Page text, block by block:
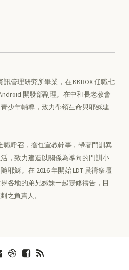
訊管理研究所畢業，在 KKBOX 任職七
開發部副理。在中和長老教會
少年輔導，致力帶領生命與耶穌建
職呼召，擔任宣教幹事，帶著門訓異
，致力建造以關係為導向的門訓小
耶穌。在 2016 年開始 LDT 晨禱祭壇
各地的弟兄姊妹一起靈修禱告，目
之負責人。